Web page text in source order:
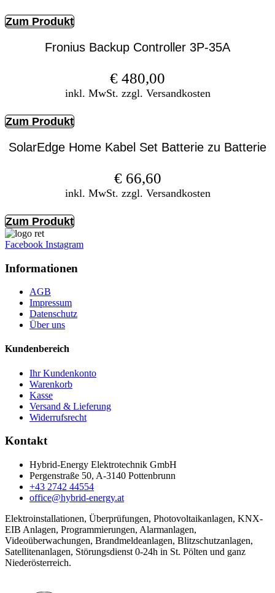
Zum Produkt
Fronius Backup Controller 3P-35A
€ 480,00
inkl. MwSt. zzgl. Versandkosten
Zum Produkt
SolarEdge Home Kabel Set Batterie zu Batterie
€66,60
inkl. MwSt. zzgl. Versandkosten
Zum Produkt
Facebook Instagram
Informationen
AGB
Impressum
Datenschutz
Über uns
Kundenbereich
Ihr Kundenkonto
Warenkorb
Kasse
Versand & Lieferung
Widerrufsrecht
Kontakt
Hybrid-Energy Elektrotechnik GmbH
Pergenstraße 50, A-3140 Pottenbrunn
+43 2742 44554
office@hybrid-energy.at
Elektroinstallationen, Überprüfungen, Photovoltaikanlagen, KNX-
EIB Anlagen, Programmierungen, Alarmanlagen,
Videoüberwachungen, Brandmeldeanlagen, Blitzschutzanlagen,
Satellitenanlagen, Störungsdienst 0-24h in St. Pölten und ganz
Niederösterreich.